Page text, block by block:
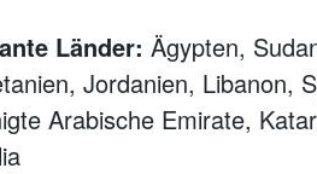
Länder: Ägypten,
Jordanien, Libanon,
Arabische Emirate,